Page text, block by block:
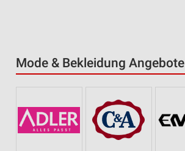
Mode & Bekleidung Angebote